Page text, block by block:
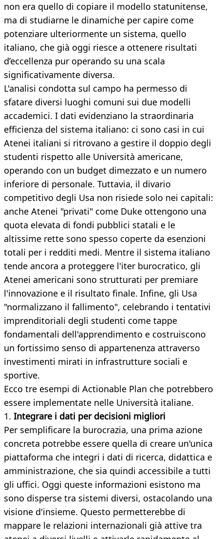
non era quello di copiare il modello statunitense,
ma di studiarne le dinamiche per capire come
potenziare ulteriormente un sistema, quello
italiano, che già oggi riesce a ottenere risultati
d’eccellenza pur operando su una scala
significativamente diversa.
L'analisi condotta sul campo ha permesso di
sfatare diversi luoghi comuni sui due modelli
accademici. I dati evidenziano la straordinaria
efficienza del sistema italiano: ci sono casi in cui
Atenei italiani si ritrovano a gestire il doppio degli
studenti rispetto alle Università americane,
operando con un budget dimezzato e un numero
inferiore di personale. Tuttavia, il divario
competitivo degli Usa non risiede solo nei capitali:
anche Atenei "privati" come Duke ottengono una
quota elevata di fondi pubblici statali e le
altissime rette sono spesso coperte da esenzioni
totali per i redditi medi. Mentre il sistema italiano
tende ancora a proteggere l'iter burocratico, gli
Atenei americani sono strutturati per premiare
l'innovazione e il risultato finale. Infine, gli Usa
"normalizzano il fallimento", celebrando i tentativi
imprenditoriali degli studenti come tappe
fondamentali dell'apprendimento e costruiscono
un fortissimo senso di appartenenza attraverso
investimenti mirati in infrastrutture sociali e
sportive.
Ecco tre esempi di Actionable Plan che potrebbero
essere implementate nelle Università italiane.
1. Integrare i dati per decisioni migliori
Per semplificare la burocrazia, una prima azione
concreta potrebbe essere quella di creare un'unica
piattaforma che integri i dati di ricerca, didattica e
amministrazione, che sia quindi accessibile a tutti
gli uffici. Oggi queste informazioni esistono ma
sono disperse tra sistemi diversi, ostacolando una
visione d'insieme. Questo permetterebbe di
mappare le relazioni internazionali già attive tra